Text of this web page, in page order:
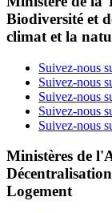
Biodiversité et
climat et la
Suivez-nous
Suivez-nous
Suivez-nous
Suivez-nous
Suivez-nous
Ministères de
Logement